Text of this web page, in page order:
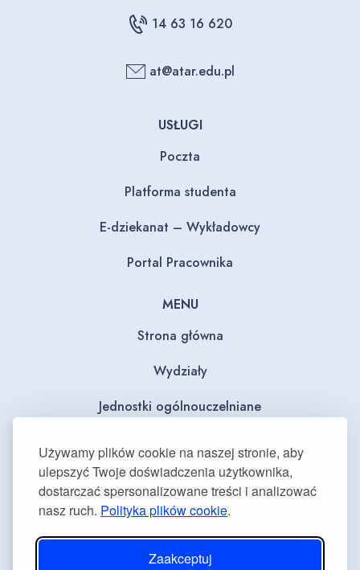
Używamy plików cookie na naszej stronie, aby
ulepszyć Twoje doświadczenia użytkownika,
dostarczać spersonalizowane treści i analizować
nasz ruch. Polityka plików cookie.
Zaakceptuj
14 63 16 620
at@atar.edu.pl
USŁUGI
Poczta
Platforma studenta
E-dziekanat – Wykładowcy
Portal Pracownika
MENU
Strona główna
Wydziały
Jednostki ogólnouczelniane
Dla mediów
Deklaracja dostępności
Plan równości płci